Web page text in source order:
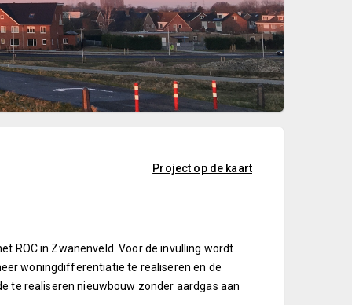
Project op de kaart
ROC in Zwanenveld. Voor de invulling wordt
woningdifferentiatie te realiseren en de
te realiseren nieuwbouw zonder aardgas aan